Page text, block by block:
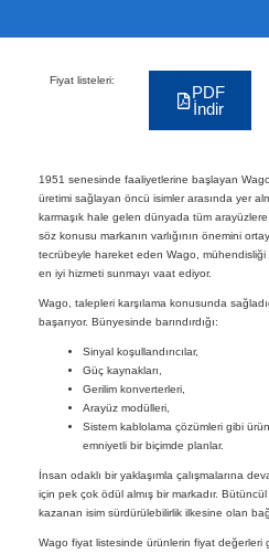
Fiyat listeleri:
PDF
İndir
1951 senesinde faaliyetlerine başlayan
üretimi sağlayan öncü isimler arasında yer
karmaşık hale gelen dünyada tüm arayüzlere
söz konusu markanın varlığının önemini
tecrübeyle hareket eden Wago,
en iyi hizmeti sunmayı vaat ediyor.
Wago, talepleri karşılama konusunda
başarıyor. Bünyesinde barındırdığı:
Sinyal koşullandırıcılar,
Güç kaynakları,
Gerilim konverterleri,
Arayüz modülleri,
Sistem kablolama çözümleri gibi
emniyetli bir biçimde planlar.
İnsan odaklı bir yaklaşımla çalışmalarına
için pek çok ödül almış bir markadır.
kazanan isim sürdürülebilirlik ilkesine olan
Wago fiyat listesinde ürünlerin fiyat değerleri